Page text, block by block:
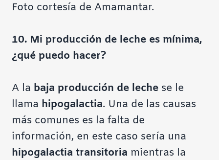
Foto cortesía de Amamantar.
10. Mi producción de leche es mínima,
¿qué puedo hacer?
A la baja producción de leche se le
llama hipogalactia. Una de las causas
más comunes es la falta de
información, en este caso sería una
hipogalactia transitoria mientras la